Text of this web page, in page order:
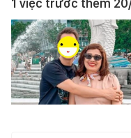
1 việc trước thềm